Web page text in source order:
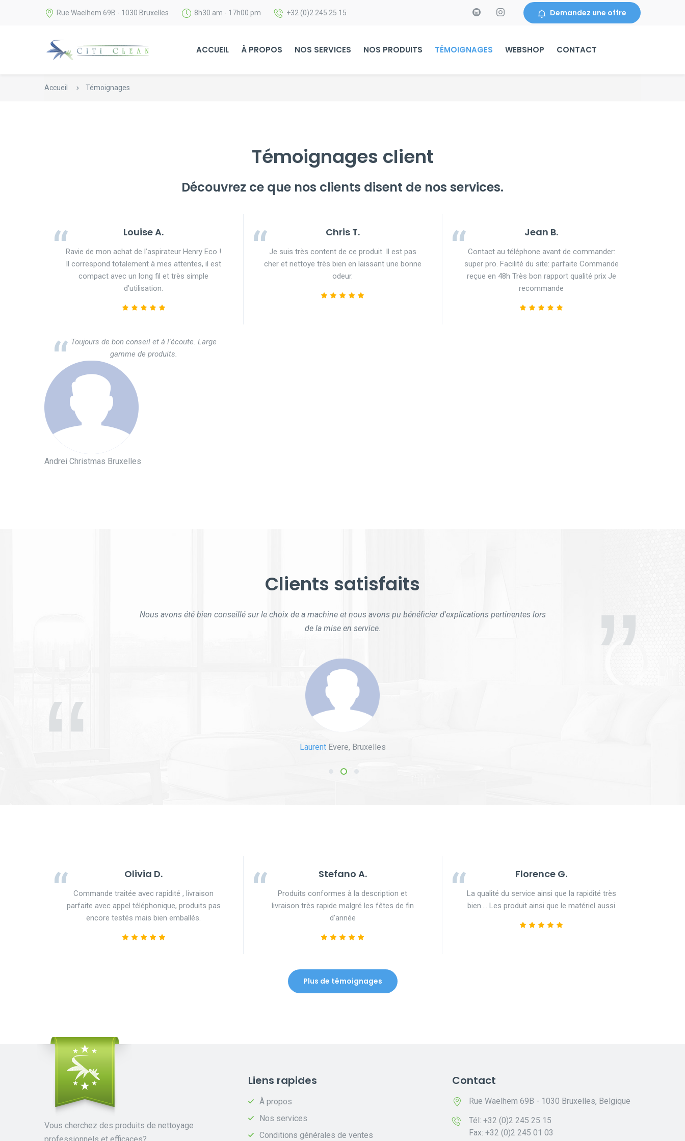
Rue Waelhem 69B - 1030 Bruxelles 8h30 am - 17h00 pm +32 (0)2 245 25 15 Demandez une offre
ACCUEIL À PROPOS NOS SERVICES NOS PRODUITS TÉMOIGNAGES WEBSHOP CONTACT
Accueil Témoignages
Témoignages client
Découvrez ce que nos clients disent de nos services.
Louise A.
Ravie de mon achat de l’aspirateur Henry Eco !
Il correspond totalement à mes attentes, il est
compact avec un long fil et très simple
d’utilisation.
Chris T.
Je suis très content de ce produit. Il est pas
cher et nettoye très bien en laissant une bonne
odeur.
Jean B.
Contact au téléphone avant de commander:
super pro. Facilité du site: parfaite Commande
reçue en 48h Très bon rapport qualité prix Je
recommande
Toujours de bon conseil et à l'écoute. Large
gamme de produits.
Andrei Christmas Bruxelles
Clients satisfaits
J'ai pris le super dégraissant, je n'ai jamais connu un produit aussi puissant ,il dégraisse sans effort même les
graisses de plusieurs semaines, je l'ai expérimenté chez une personne. Je le recommande à 100%
Karim N. Ixelles, Bruxelles
Nous avons été bien conseillé sur le choix de a machine et nous avons pu bénéficier d'explications pertinentes lors
de la mise en service.
Laurent Evere, Bruxelles
Toujours de bon conseil et à l'écoute. Large gamme de produits.
2
Olivia D.
Commande traitée avec rapidité , livraison
parfaite avec appel téléphonique, produits pas
encore testés mais bien emballés.
Stefano A.
Produits conformes à la description et
livraison très rapide malgré les fêtes de fin
d'année
Florence G.
La qualité du service ainsi que la rapidité très
bien.... Les produit ainsi que le matériel aussi
Plus de témoignages
Vous cherchez des produits de nettoyage
Liens rapides
À propos
Nos services
Conditions générales de ventes
Contact
Rue Waelhem 69B - 1030 Bruxelles, Belgique
Tél: +32 (0)2 245 25 15
Fax: +32 (0)2 245 01 03